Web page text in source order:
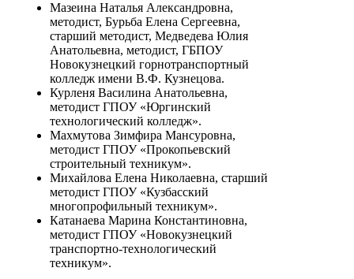
Мазеина Наталья Александровна,
методист, Бурьба Елена Сергеевна,
старший методист, Медведева Юлия
Анатольевна, методист, ГБПОУ
Новокузнецкий горнотранспортный
колледж имени В.Ф. Кузнецова.
Курленя Василина Анатольевна,
методист ГПОУ «Юргинский
технологический колледж».
Махмутова Зимфира Мансуровна,
методист ГПОУ «Прокопьевский
строительный техникум».
Михайлова Елена Николаевна, старший
методист ГПОУ «Кузбасский
многопрофильный техникум».
Катанаева Марина Константиновна,
методист ГПОУ «Новокузнецкий
транспортно-технологический
техникум».